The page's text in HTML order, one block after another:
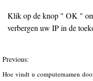
Klik op de knop " OK "
verbergen uw IP in de
Previous:
Hoe vindt u computernamen